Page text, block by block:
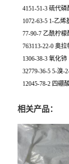
4151-51-3 硫代
1072-63-5 1-乙烯
77-90-7 乙酰柠
763113-22-0 奥拉
1306-38-3 氧化铈
32779-36-5 5-溴-
12045-78-2 四硼
相关产品：